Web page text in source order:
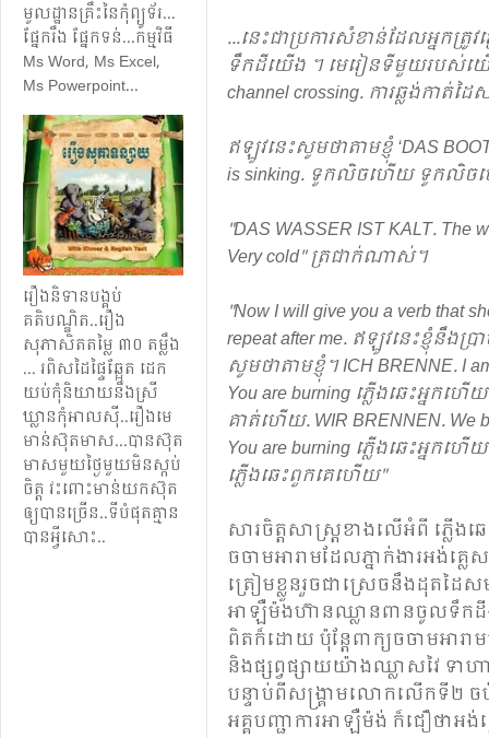
...​នេះជា​ប្រការ​សំខាន់​ដែល​អ្នក​ត្
ទឹក​ដី​យើង​ ។ មេរៀន​ទី​មួយ​របស់​យើង​
channel crossing. ការ​ឆ្លង់​កាត់​ដ
ឥឡូវ​នេះ​សូម​ថា​តាម​ខ្ញុំ​ ‘DAS
is sinking. ទូក​លិច​ហើយ ទូក​លិ
"DAS WASSER IST KALT. The
Very cold" ត្រជាក់​ណាស់។
"Now I will give you a verb that
repeat after me. ឥឡូវ​នេះ​ខ្ញុំ​នឹង​
សូម​ថា​តាម​ខ្ញុំ​។ ICH BRENNE. I
You are burning ភ្លើង​ឆេះ​អ្នក​ហើ
គាត់​ហើយ​. WIR BRENNEN. We
You are burning ភ្លើង​ឆេះ​អ្នក​ហើ
ភ្លើង​ឆេះ​ពួក​គេ​ហើយ​"
សារ​ចិត្ត​សាស្ត្រ​ខាង​លើ​អំពី​ ភ្លើង​
ចចាម​អារាម​ដែល​ភ្នាក់​ងារ​អង់គ្ល
ត្រៀម​ខ្លួន​រួច​ជា​ស្រេច​នឹង​ដុត​ដៃ​
អាឡឺម៉ង​ហ៊ាន​ឈ្លាន​ពាន​ចូល​ទឹក​ដី​
ពិត​ក៏ដោយ​ ប៉ុន្តែ​ពាក្យ​ចចាម​អារា
និង​ផ្សព្វ​ផ្សាយ​យ៉ាង​ឈ្លាស​វៃ​ ទា
បន្ទាប់​ពី​សង្គ្រាម​លោក​លើក​ទី​២​
អគ្គបញ្ជាការ​អាឡឺម៉ង់​ ក៏​ជឿ​ថា​អង់
មូលដ្ឋាន​គ្រឹះ​នៃ​កុំព្យូទ័រ​.​.​.​
ផ្នែក​រឹង​​ ផ្នែក​ទន់​...​កម្មវិធី​​
Ms Word, Ms Excel,
Ms Powerpoint...
រឿង​និទាន​បង្គប់​
គតិបណ្ឌិត.​.​រឿង​
សុភាសិត​តម្លៃ​ ៣០ តម្លឹង​
.​.​.​ រពិស​ដៃ​ផ្ទៃ​ឆ្អែត ដេក​
យប់​កុំ​និយាយ​នឹង​ស្រី
ឃ្លាន​កុំ​អាល​ស៊ី​.​.​រឿង​មេ
មាន់​ស៊ុត​មាស​​.​.​.​​បាន​ស៊ុត​
មាស​មួយ​ថ្ងៃ​មួយ​មិន​ស្កប់​
ចិត្ត​ វះ​ពោះ​មាន់​យក​ស៊ុត​
ឲ្យ​បាន​ច្រើន​.​.​​ទីបំផុត​គ្មាន​
បាន​អ្វី​សោះ​.​.​